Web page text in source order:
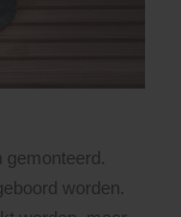
worden.